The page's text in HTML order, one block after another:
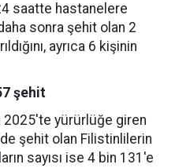
saatte hastanelere
sonra şehit olan 2
ayrıca 6 kişinin
şehit
2025'te yürürlüğe giren
şehit olan Filistinlilerin
sayısı ise 4 bin 131'e